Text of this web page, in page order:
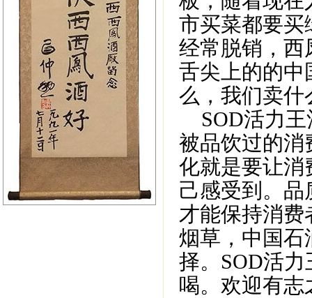
市买菜都要买
经常脱销，西
舌尖上的的
么，我们卖什
SOD活力王
被品饮过的消
化就是要让消
己感受到。
才能保持消费
烟草，中国石
择。SOD活
喝。欢迎有志